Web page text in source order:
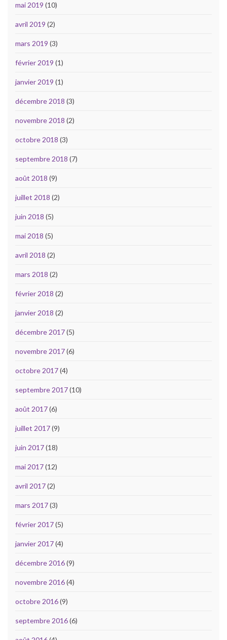
mai 2019 (10)
avril 2019 (2)
mars 2019 (3)
février 2019 (1)
janvier 2019 (1)
décembre 2018 (3)
novembre 2018 (2)
octobre 2018 (3)
septembre 2018 (7)
août 2018 (9)
juillet 2018 (2)
juin 2018 (5)
mai 2018 (5)
avril 2018 (2)
mars 2018 (2)
février 2018 (2)
janvier 2018 (2)
décembre 2017(5)
novembre 2017(6)
octobre 2017(4)
septembre 2017(10)
août 2017(6)
juillet 2017(9)
juin 2017(18)
mai 2017(12)
avril 2017(2)
mars 2017(3)
février 2017(5)
janvier 2017(4)
décembre 2016(9)
novembre 2016(4)
octobre 2016(9)
septembre 2016(6)